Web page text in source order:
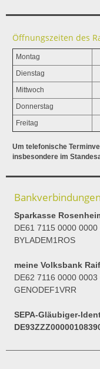
Öffnungszeiten des
Montag
Dienstag
Mittwoch
Donnerstag
Freitag
Um telefonische
insbesondere im
Sparkasse
DE61 7115 0000 0000
BYLADEM1ROS
meine Volksbank
DE62 7116 0000 0003
GENODEF1VRR
SEPA-Gläubiger-